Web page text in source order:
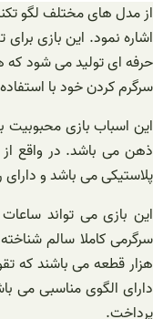
از مدل های مختلف لگو
اشاره نمود. این بازی
حرفه ‌ای تولید می ‌شود که
سرگرم کردن خود با استفاده
این اسباب بازی محبوبیت
ذهن می باشد. در واقع
پلاستیکی می باشد و
این بازی می تواند
سرگرمی کاملا سالم
هزار قطعه می باشند که
دارای الگوی مناسبی می
پرداخت.